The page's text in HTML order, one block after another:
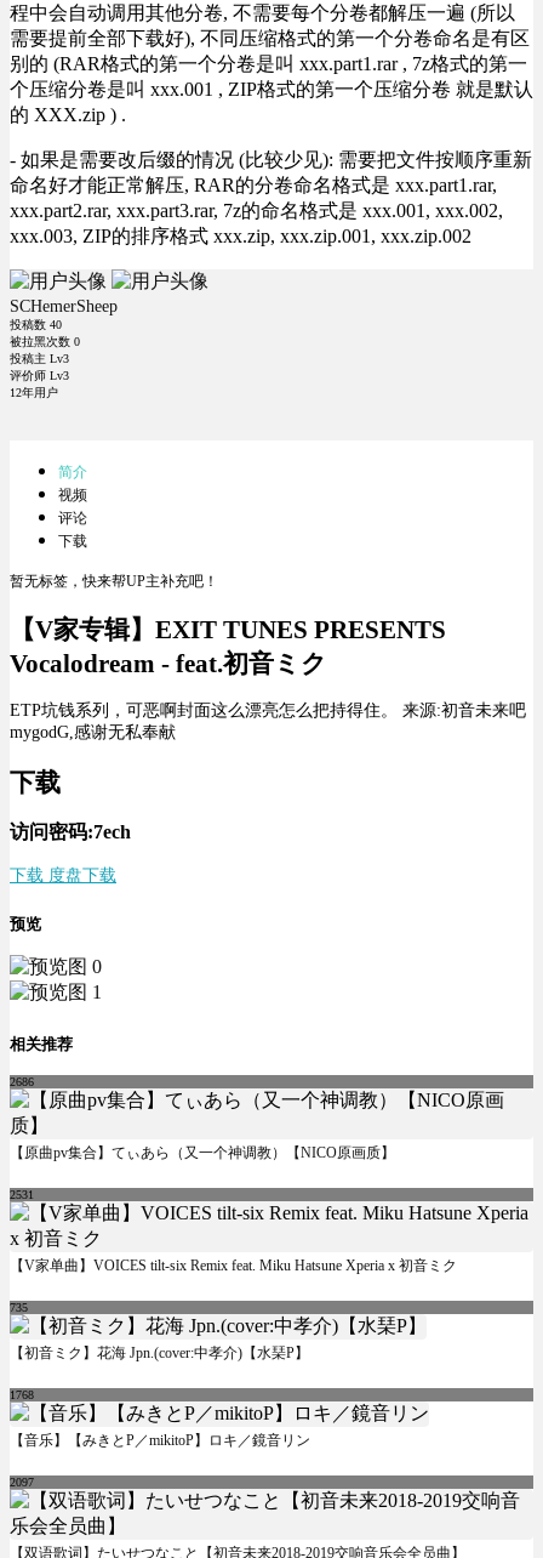
程中会自动调用其他分卷, 不需要每个分卷都解压一遍 (所以
需要提前全部下载好), 不同压缩格式的第一个分卷命名是有区
别的 (RAR格式的第一个分卷是叫 xxx.part1.rar , 7z格式的第一
个压缩分卷是叫 xxx.001 , ZIP格式的第一个压缩分卷 就是默认
的 XXX.zip ) .
- 如果是需要改后缀的情况 (比较少见): 需要把文件按顺序重新
命名好才能正常解压, RAR的分卷命名格式是 xxx.part1.rar,
xxx.part2.rar, xxx.part3.rar, 7z的命名格式是 xxx.001, xxx.002,
xxx.003, ZIP的排序格式 xxx.zip, xxx.zip.001, xxx.zip.002
SCHemerSheep
投稿数 40
被拉黑次数 0
投稿主 Lv3
评价师 Lv3
12年用户
简介
视频
评论
下载
暂无标签，快来帮UP主补充吧！
【V家专辑】EXIT TUNES PRESENTS
Vocalodream - feat.初音ミク
ETP坑钱系列，可恶啊封面这么漂亮怎么把持得住。 来源:初音未来吧
mygodG,感谢无私奉献
下载
访问密码:7ech
下载 度盘下载
预览
相关推荐
2686
【原曲pv集合】てぃあら（又一个神调教）【NICO原画质】
2531
【V家单曲】VOICES tilt-six Remix feat. Miku Hatsune Xperia x 初音ミク
735
【初音ミク】花海 Jpn.(cover:中孝介)【水琹P】
1768
【音乐】【みきとP／mikitoP】ロキ／鏡音リン
2097
【双语歌词】たいせつなこと【初音未来2018-2019交响音乐会全员曲】